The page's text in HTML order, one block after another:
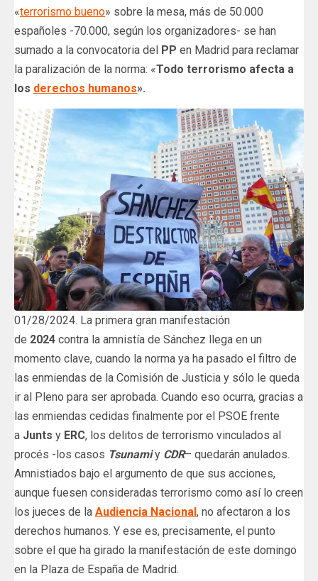
«terrorismo bueno» sobre la mesa, más de 50.000
españoles -70.000, según los organizadores- se han
sumado a la convocatoria del PP en Madrid para reclamar
la paralización de la norma: «Todo terrorismo afecta a
los derechos humanos».
01/28/2024. La primera gran manifestación
de 2024 contra la amnistía de Sánchez llega en un
momento clave, cuando la norma ya ha pasado el filtro de
las enmiendas de la Comisión de Justicia y sólo le queda
ir al Pleno para ser aprobada. Cuando eso ocurra, gracias a
las enmiendas cedidas finalmente por el PSOE frente
a Junts y ERC, los delitos de terrorismo vinculados al
procés -los casos Tsunamiy CDR– quedarán anulados.
Amnistiados bajo el argumento de que sus acciones,
aunque fuesen consideradas terrorismo como así lo creen
los jueces de la Audiencia Nacional , no afectaron a los
derechos humanos. Y ese es, precisamente, el punto
sobre el que ha girado la manifestación de este domingo
en la Plaza de España de Madrid.